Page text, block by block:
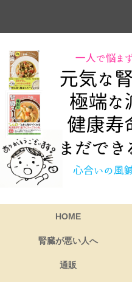
HOME
腎臓が悪い人へ
通販